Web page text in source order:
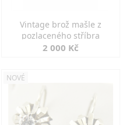
Vintage brož mašle z
pozlaceného stříbra
2 000 Kč
NOVÉ